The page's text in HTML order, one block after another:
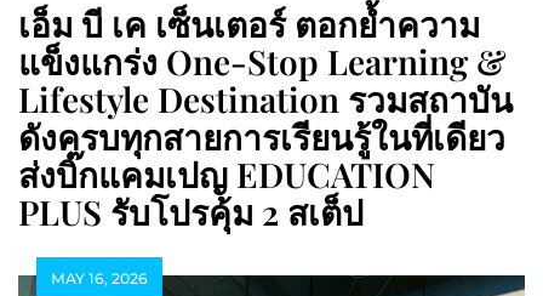
เอ็ม บี เค เซ็นเตอร์ ตอกย้ำความ
แข็งแกร่ง One-Stop Learning &
Lifestyle Destination รวมสถาบัน
ดังครบทุกสายการเรียนรู้ในที่เดียว
ส่งบิ๊กแคมเปญ EDUCATION
PLUS รับโปรคุ้ม 2 สเต็ป
MAY 16, 2026